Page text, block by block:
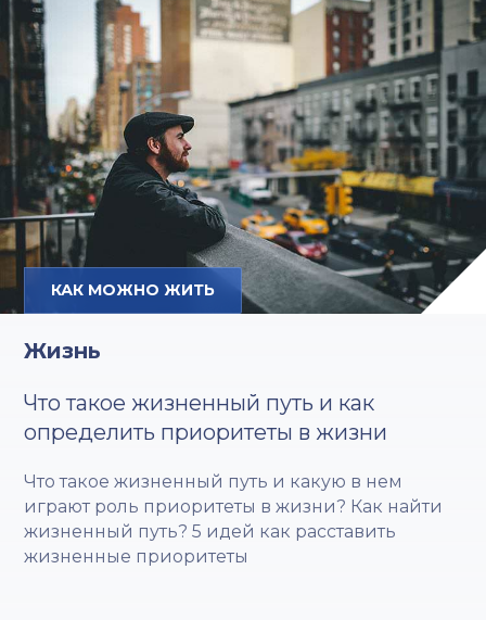
КАК МОЖНО ЖИТЬ
Жизнь
Что такое жизненный путь и как
определить приоритеты в жизни
Что такое жизненный путь и какую в нем
играют роль приоритеты в жизни? Как найти
жизненный путь? 5 идей как расставить
жизненные приоритеты